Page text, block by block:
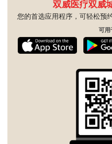
双威医疗双威
您的首选应用程序，可轻松预
可用